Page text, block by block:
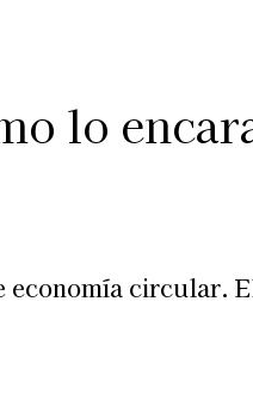
lo
circular.